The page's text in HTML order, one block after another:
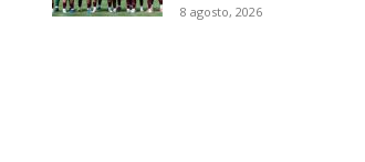
8 agosto, 2026